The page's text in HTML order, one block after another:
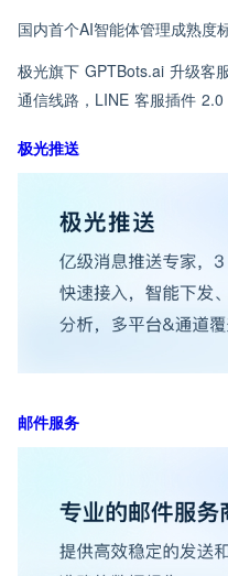
国内首个AI智能体管理成熟度
极光旗下 GPTBots.ai 升级客
通信线路，LINE 客服插件
极光推送
邮件服务